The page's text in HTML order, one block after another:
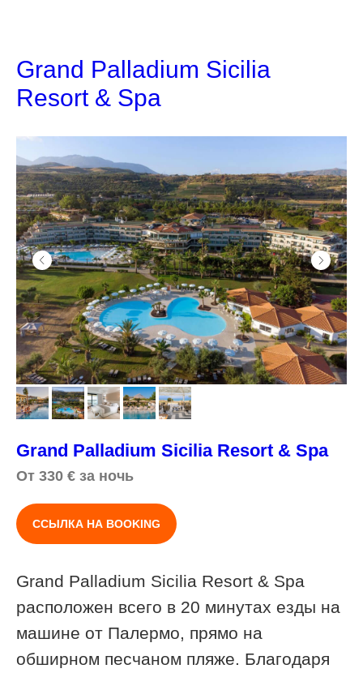
Grand Palladium Sicilia
Resort & Spa
Grand Palladium Sicilia Resort & Spa
От 330 € за ночь
ССЫЛКА НА BOOKING
Grand Palladium Sicilia Resort & Spa
расположен всего в 20 минутах езды на
машине от Палермо, прямо на
обширном песчаном пляже. Благодаря